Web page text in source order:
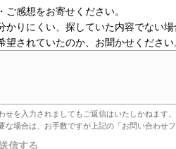
ご感想をお寄せください。
かりにくい、探していた内容でない
望されていたのか、お聞かせください
せを入力されましてもご返信はいたしかねます。
な場合は、お手数ですが上記の「お問い合わせ